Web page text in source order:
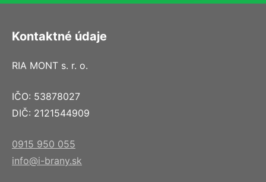
Kontaktné údaje
RIA MONT s. r. o.
IČO: 53878027
DIČ: 2121544909
0915 950 055
info@i-brany.sk